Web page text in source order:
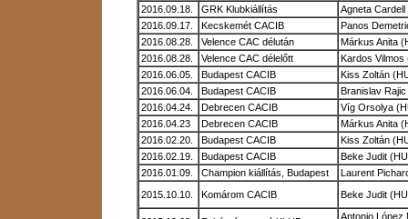
2016.09.18.
GRK Klubkiállítás
Agneta Cardell
2016.09.17.
Kecskemét CACIB
Panos
2016.08.28.
Velence CAC délután
Márkus Anita
2016.08.28.
Velence CAC délelőtt
Kardos Vilmos
2016.06.05.
Budapest CACIB
Kiss Zoltán
2016.06.04.
Budapest CACIB
Branislav
2016.04.24.
Debrecen CACIB
Víg Orsolya
2016.04.23
Debrecen CACIB
Márkus Anita
2016.02.20.
Budapest CACIB
Kiss Zoltán
2016.02.19.
Budapest CACIB
Beke Judit
2016.01.09.
Champion kiállítás, Budapest
Laurent
2015.10.10.
Komárom CACIB Beke Judit
Antonio López